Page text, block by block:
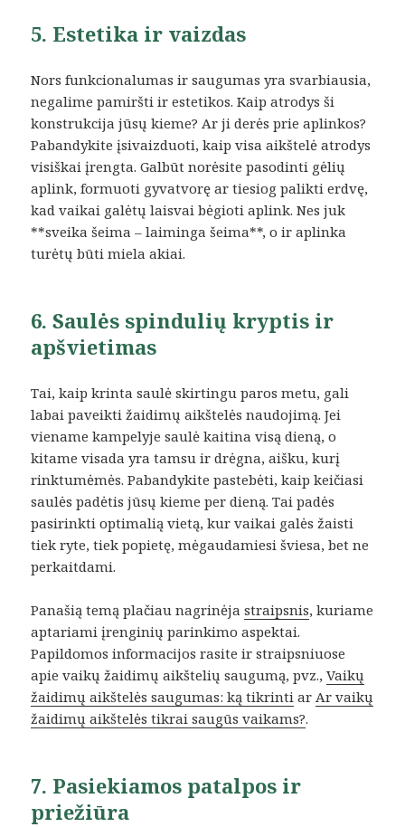
5. Estetika ir vaizdas
Nors funkcionalumas ir saugumas yra svarbiausia,
negalime pamiršti ir estetikos. Kaip atrodys ši
konstrukcija jūsų kieme? Ar ji derės prie aplinkos?
Pabandykite įsivaizduoti, kaip visa aikštelė atrodys
visiškai įrengta. Galbūt norėsite pasodinti gėlių
aplink, formuoti gyvatvorę ar tiesiog palikti erdvę,
kad vaikai galėtų laisvai bėgioti aplink. Nes juk
**sveika šeima – laiminga šeima**, o ir aplinka
turėtų būti miela akiai.
6. Saulės spindulių kryptis ir
apšvietimas
Tai, kaip krinta saulė skirtingu paros metu, gali
labai paveikti žaidimų aikštelės naudojimą. Jei
viename kampelyje saulė kaitina visą dieną, o
kitame visada yra tamsu ir drėgna, aišku, kurį
rinktumėmės. Pabandykite pastebėti, kaip keičiasi
saulės padėtis jūsų kieme per dieną. Tai padės
pasirinkti optimalią vietą, kur vaikai galės žaisti
tiek ryte, tiek popietę, mėgaudamiesi šviesa, bet ne
perkaitdami.
Panašią temą plačiau nagrinėjastraipsnis, kuriame
aptariami įrenginių parinkimo aspektai.
Papildomos informacijos rasite ir straipsniuose
apie vaikų žaidimų aikštelių saugumą, pvz.,Vaikų
žaidimų aikštelės saugumas: ką tikrinti arAr vaikų
žaidimų aikštelės tikrai saugūs vaikams?.
7. Pasiekiamos patalpos ir
priežiūra